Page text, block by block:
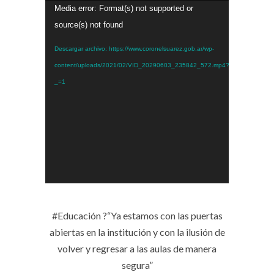
Reproductor
de
Media error: Format(s) not supported or
source(s) not found
Descargar archivo: https://www.coronelsuarez.gob.ar/wp-
content/uploads/2021/02/VID_20290603_235842_572.mp4?
_=1
#Educación ?️“Ya estamos con las puertas
abiertas en la institución y con la ilusión de
volver y regresar a las aulas de manera
segura”